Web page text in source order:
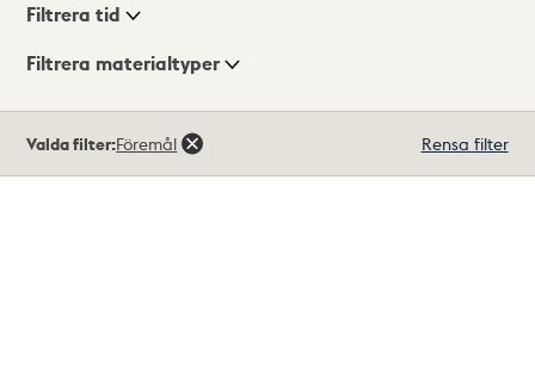
Visningsläge
Filtrera tid
Filtrera materialtyper
träffar
Valda filter:Föremål Rensa filter